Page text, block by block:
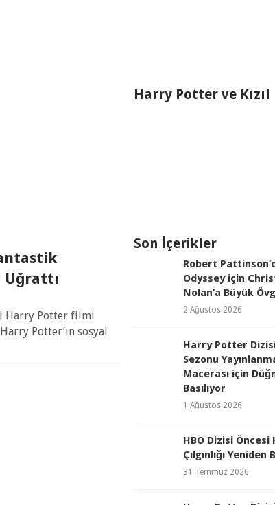
Uğrattı
Harry Potter filmi
Potter’ın sosyal
Harry Potter ve Kızıl
Son İçerikler
Robert
Odyssey için
Nolan’a Büyük
2 Ağustos 2026
Harry Potter
Sezonu
Macerası için
Basılıyor
1 Ağustos 2026
HBO Dizisi
Çılgınlığı Yeniden
31 Temmuz 2026